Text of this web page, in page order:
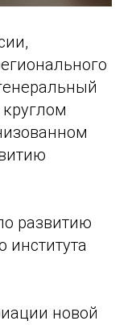
развитию
института
новой